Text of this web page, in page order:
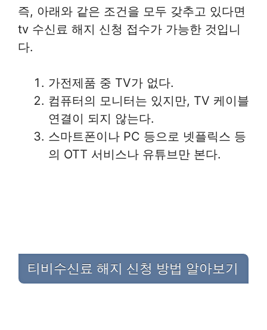
즉, 아래와 같은 조건을 모두 갖추고 있다면
tv 수신료 해지 신청 접수가 가능한 것입니
다.
가전제품 중 TV가 없다.
컴퓨터의 모니터는 있지만, TV 케이블
연결이 되지 않는다.
스마트폰이나 PC 등으로 넷플릭스 등
의 OTT 서비스나 유튜브만 본다.
티비수신료 해지 신청 방법 알아보기